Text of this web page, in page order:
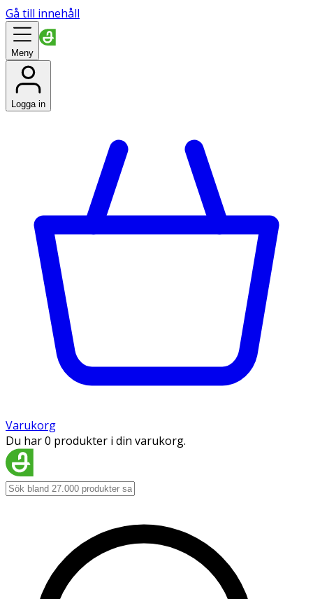
Gå till innehåll
Meny
Logga in
Varukorg
Du har 0 produkter i din varukorg.